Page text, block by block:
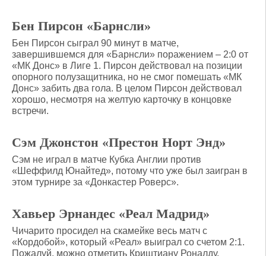
Бен Пирсон «Барнсли»
Бен Пирсон сыграл 90 минут в матче,
завершившемся для «Барнсли» поражением – 2:0 от
«МК Донс» в Лиге 1. Пирсон действовал на позиции
опорного полузащитника, но не смог помешать «МК
Донс» забить два гола. В целом Пирсон действовал
хорошо, несмотря на желтую карточку в концовке
встречи.
Сэм Джонстон «Престон Норт Энд»
Сэм не играл в матче Кубка Англии против
«Шеффилд Юнайтед», потому что уже был заигран в
этом турнире за «Донкастер Роверс».
Хавьер Эрнандес «Реал Мадрид»
Чичарито просидел на скамейке весь матч с
«Кордобой», который «Реал» выиграл со счетом 2:1.
Пожалуй, можно отметить Криштиану Роналду,